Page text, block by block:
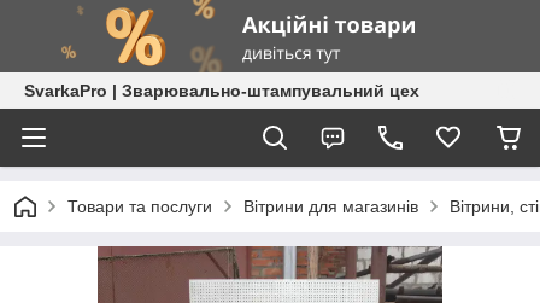
SvarkaPro | Зварювально-штампувальний цех
Товари та послуги Вітрини для магазинів Вітрини,